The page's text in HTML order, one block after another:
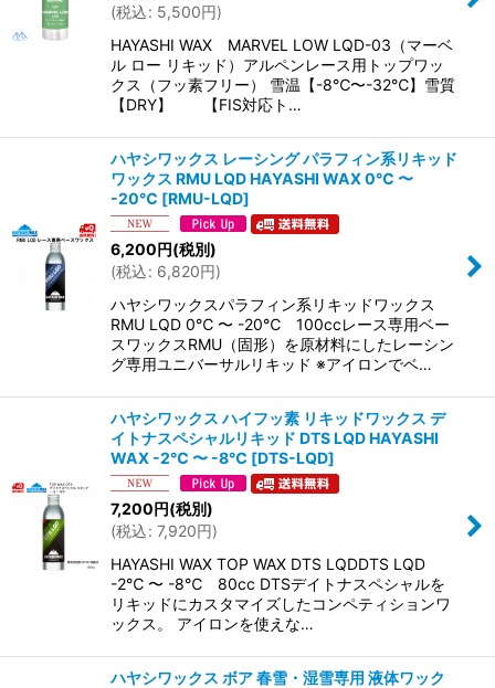
(税込: 5,500円)
HAYASHI WAX MARVEL LOW LQD-03（マーベ
ル ロー リキッド）アルペンレース用トップワッ
クス（フッ素フリー） 雪温【-8℃〜-32℃】雪質
【DRY】 【FIS対応ト…
ハヤシワックス レーシング パラフィン系リキッド
ワックス RMU LQD HAYASHI WAX 0℃ 〜
-20℃ [RMU-LQD]
6,200円(税別)
(税込: 6,820円)
ハヤシワックスパラフィン系リキッドワックス
RMU LQD 0℃ 〜 -20℃ 100ccレース専用ベー
スワックスRMU（固形）を原材料にしたレーシン
グ専用ユニバーサルリキッド ※アイロンでベ…
ハヤシワックス ハイフッ素 リキッドワックス デ
イトナスペシャルリキッド DTS LQD HAYASHI
WAX -2℃ 〜 -8℃ [DTS-LQD]
7,200円(税別)
(税込: 7,920円)
HAYASHI WAX TOP WAX DTS LQDDTS LQD
-2℃ 〜 -8℃ 80cc DTSデイトナスペシャルを
リキッドにカスタマイズしたコンペティションワ
ックス。 アイロンを使えな…
ハヤシワックス ボア 春雪・湿雪専用 液体ワック